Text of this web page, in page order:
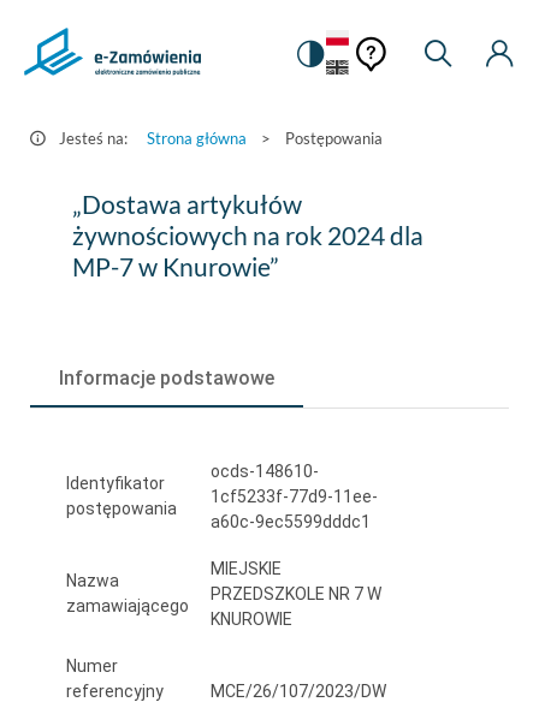
Postępowania
Zamówienia.gov.pl
Zmiana
na
kontrastową
Pomoc
kontekstowa
Pomoc
Moje
Jesteś na: Strona główna > Postępowania
„Dostawa
artykułów
żywnościowych
2024
MP-
Knurowie”
„Dostawa artykułów
żywnościowych na rok 2024 dla
MP-7 w Knurowie”
Informacje podstawowe
Identyfikator
postępowania
ocds-148610-
1cf5233f-77d9-11ee-
a60c-9ec5599dddc1
Nazwa
zamawiającego
MIEJSKIE
PRZEDSZKOLE NR 7 W
KNUROWIE
Numer
referencyjny
MCE/26/107/2023/DW